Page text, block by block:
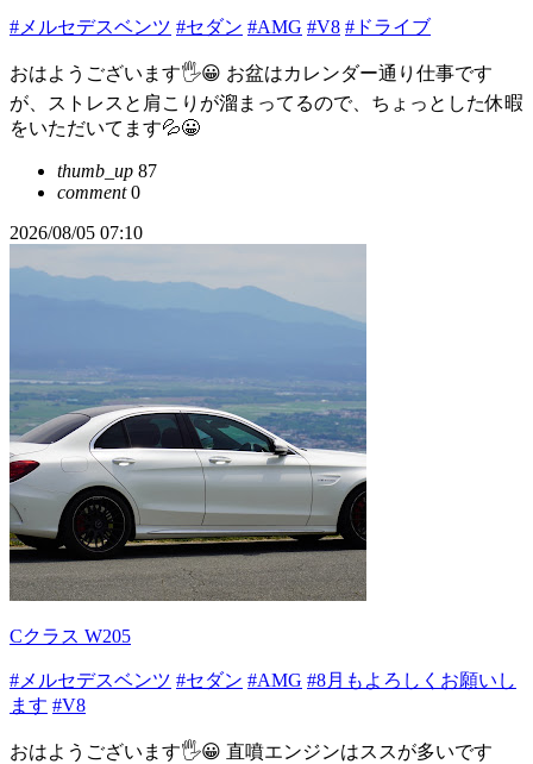
#メルセデスベンツ #セダン #AMG #V8 #ドライブ
おはようございます🖐😀 お盆はカレンダー通り仕事です
が、ストレスと肩こりが溜まってるので、ちょっとした休暇
をいただいてます💦😀
thumb_up 87
comment0
2026/08/05 07:10
Cクラス W205
#メルセデスベンツ #セダン #AMG #8月もよろしくお願いし
ます #V8
おはようございます🖐😀 直噴エンジンはススが多いです